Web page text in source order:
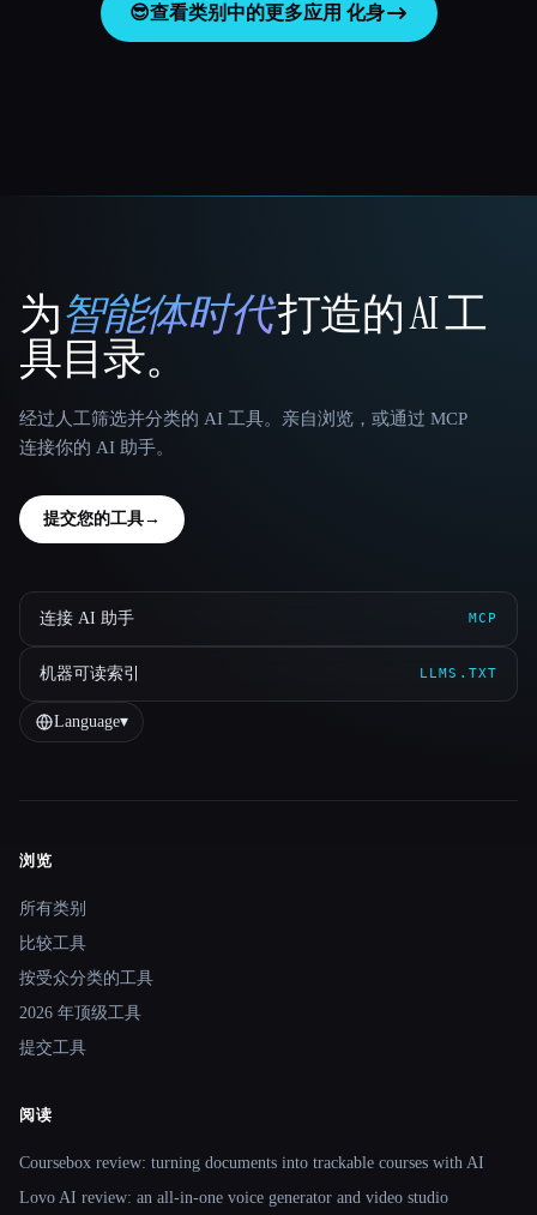
😎查看类别中的更多应用 化身
That AI Collection
为智能体时代打造的 AI 工
具目录。
经过人工筛选并分类的 AI 工具。亲自浏览，或通过 MCP
连接你的 AI 助手。
提交您的工具→
连接 AI 助手 MCP
机器可读索引 LLMS.TXT
Language▾
Site navigation
浏览
所有类别
比较工具
按受众分类的工具
2026 年顶级工具
提交工具
阅读
Coursebox review: turning documents into trackable courses with AI
Lovo AI review: an all-in-one voice generator and video studio